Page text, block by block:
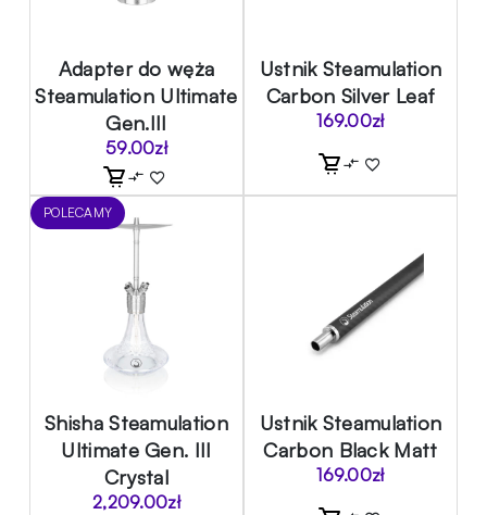
Adapter do węża
Steamulation Ultimate
Gen.III
59.00zł
Ustnik Steamulation
Carbon Silver Leaf
169.00zł
POLECAMY
Shisha Steamulation
Ultimate Gen. III
Crystal
2,209.00zł
Ustnik Steamulation
Carbon Black Matt
169.00zł